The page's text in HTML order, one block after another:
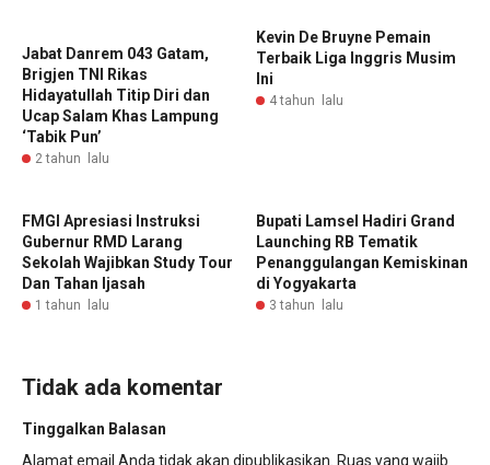
Jabat Danrem 043 Gatam,
Brigjen TNI Rikas
Hidayatullah Titip Diri dan
Ucap Salam Khas Lampung
‘Tabik Pun’
2 tahun lalu
Kevin De Bruyne Pemain
Terbaik Liga Inggris Musim
Ini
4 tahun lalu
FMGI Apresiasi Instruksi
Gubernur RMD Larang
Sekolah Wajibkan Study Tour
Dan Tahan Ijasah
1 tahun lalu
Bupati Lamsel Hadiri Grand
Launching RB Tematik
Penanggulangan Kemiskinan
di Yogyakarta
3 tahun lalu
Tidak ada komentar
Tinggalkan Balasan
Alamat email Anda tidak akan dipublikasikan. Ruas yang wajib